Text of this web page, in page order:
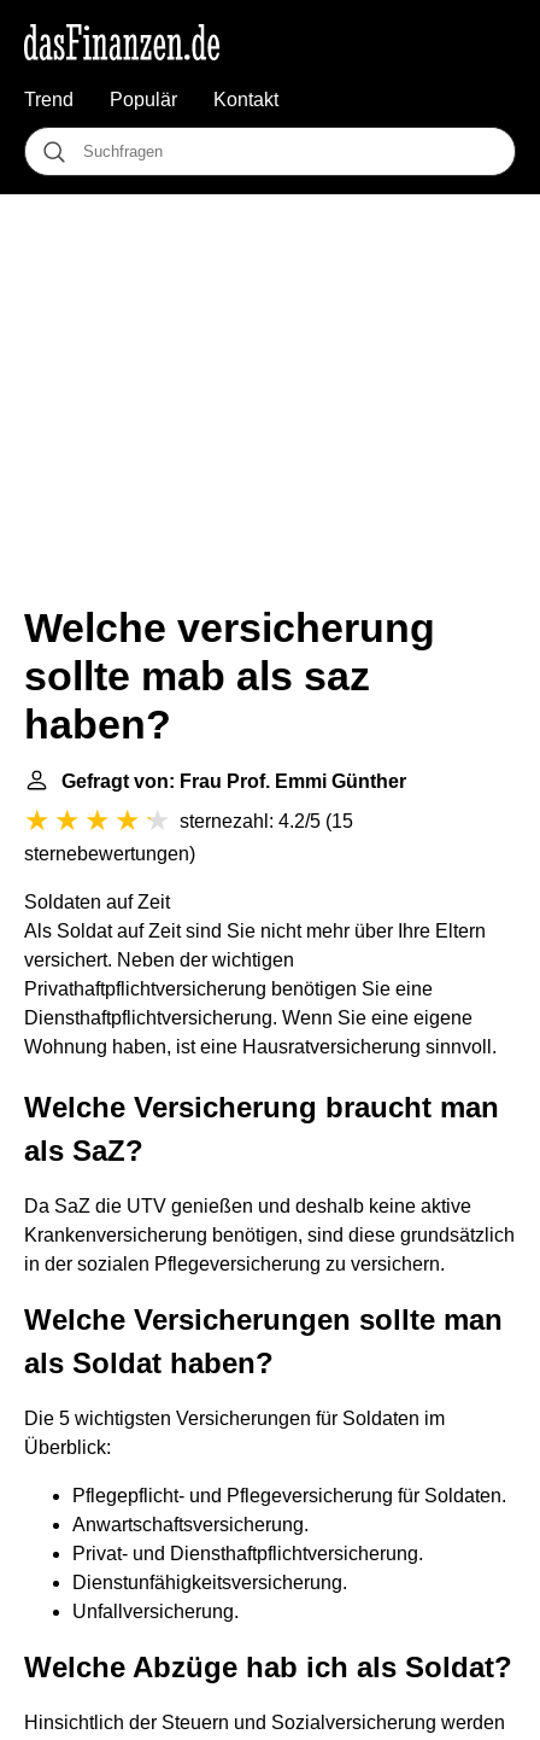
Trend Populär Kontakt
Welche versicherung
sollte mab als saz
haben?
Gefragt von: Frau Prof. Emmi Günther
sternezahl: 4.2/5 (15
sternebewertungen)
Soldaten auf Zeit
Als Soldat auf Zeit sind Sie nicht mehr über Ihre Eltern
versichert. Neben der wichtigen
Privathaftpflichtversicherung benötigen Sie eine
Diensthaftpflichtversicherung. Wenn Sie eine eigene
Wohnung haben, ist eine Hausratversicherung sinnvoll.
Welche Versicherung braucht man
als SaZ?
Da SaZ die UTV genießen und deshalb keine aktive
Krankenversicherung benötigen, sind diese grundsätzlich
in der sozialen Pflegeversicherung zu versichern.
Welche Versicherungen sollte man
als Soldat haben?
Die 5 wichtigsten Versicherungen für Soldaten im
Überblick:
Pflegepflicht- und Pflegeversicherung für Soldaten.
Anwartschaftsversicherung.
Privat- und Diensthaftpflichtversicherung.
Dienstunfähigkeitsversicherung.
Unfallversicherung.
Welche Abzüge hab ich als Soldat?
Hinsichtlich der Steuern und Sozialversicherung werden